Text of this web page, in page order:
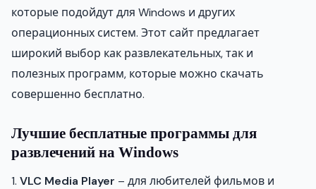
которые подойдут для Windows и других
операционных систем. Этот сайт предлагает
широкий выбор как развлекательных, так и
полезных программ, которые можно скачать
совершенно бесплатно.
Лучшие бесплатные программы для
развлечений на Windows
1. VLC Media Player – для любителей фильмов и